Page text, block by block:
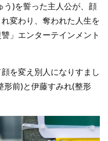
う)を誓った主人公が、顔
変わり、奪われた人生を
」エンターテインメント
を変え別人になりすまし
形前)と伊藤すみれ(整形